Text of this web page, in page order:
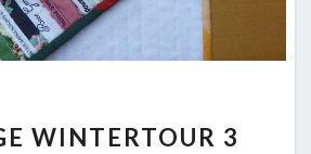
WINTERTOUR
WINTERTOUR 3